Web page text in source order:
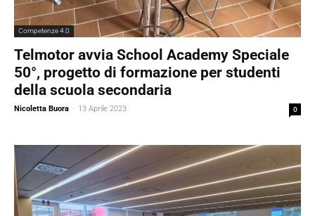
Competenze 4.0
Telmotor avvia School Academy Speciale
50°, progetto di formazione per studenti
della scuola secondaria
Nicoletta Buora - 13 Aprile 2023 0